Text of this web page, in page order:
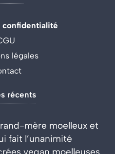
confidentialité
légales
récents
mère moelleux et
fait l’unanimité
vegan moelleuses